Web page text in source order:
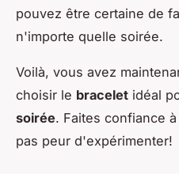
pouvez être certaine de
n'importe quelle soirée.
Voilà, vous avez
choisir le bracelet idéal
soirée. Faites confiance
pas peur d'expérimenter!